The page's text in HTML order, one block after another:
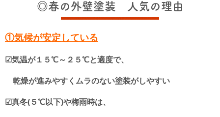
◎春の外壁塗装 人気の理由
①気候が安定している
☑気温が１５℃～２５℃と適度で、
乾燥が進みやすくムラのない塗装がしやすい
☑真冬(５℃以下)や梅雨時は、